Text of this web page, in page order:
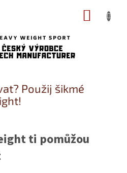
Použij šikmé
ti pomůžou